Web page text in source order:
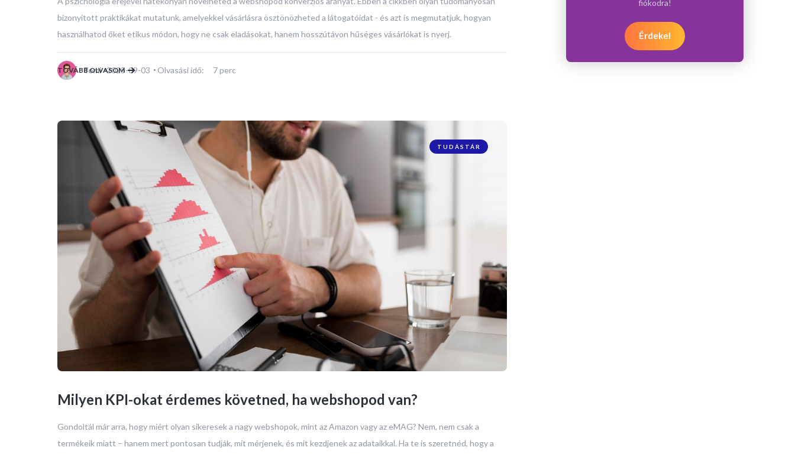
bizonyított praktikákat mutatunk, amelyekkel vásárlásra ösztönözheted a látogatóidat - és azt is megmutatjuk, hogyan
használhatod őket etikus módon, hogy ne csak eladásokat, hanem hosszútávon hűséges vásárlókat is nyerj.
Tomi 2025-09-03 Olvasási idő: 7perc
TOVÁBB OLVASOM
TUDÁSTÁR
Milyen KPI-okat érdemes követned, ha webshopod van?
Gondoltál már arra, hogy miért olyan sikeresek a nagy webshopok, mint az Amazon vagy az eMAG? Nem, nem csak a
termékeik miatt – hanem mert pontosan tudják, mit mérjenek, és mit kezdjenek az adataikkal. Ha te is szeretnéd, hogy a
fiókodra!
Érdekel